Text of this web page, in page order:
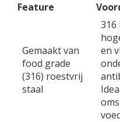
Feature
Gemaakt van
food grade
(316) roestvrij
staal
316
en